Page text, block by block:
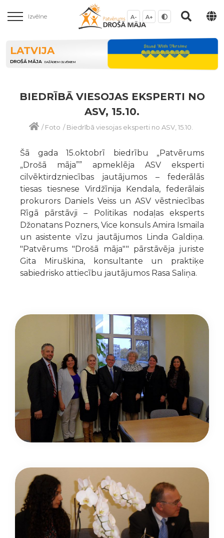
Izvēlne A- A+
LATVIJA
DROŠĀ MĀJA DAŽĀDIEM CILVĒKIEM
BIEDRĪBĀ VIESOJAS EKSPERTI NO
ASV, 15.10.
/Foto /Biedrībā viesojas eksperti no ASV, 15.10.
Šā gada 15.oktobrī biedrību „Patvērums
„Drošā māja”” apmeklēja ASV eksperti
cilvēktirdzniecības jautājumos – federālās
tiesas tiesnese Virdžīnija Kendala, federālais
prokurors Daniels Veiss un ASV vēstniecības
Rīgā pārstāvji – Politikas nodaļas eksperts
Džonatans Pozners, Vice konsuls Amira Ismaila
un asistente vīzu jautājumos Linda Galdiņa.
"Patvērums "Drošā māja"" pārstāvēja juriste
Gita Miruškina, konsultante un praktiķe
sabiedrisko attiecību jautājumos Rasa Saliņa.